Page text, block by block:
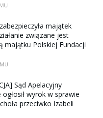
majątek
związane jest
majątku Polskiej Fundacji
Sąd Apelacyjny
wyrok w sprawie
przeciwko Izabeli